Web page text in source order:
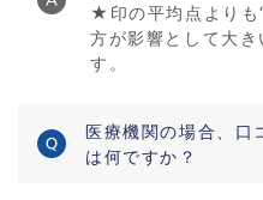
★印の平均点よりも
方が影響として大
す。
医療機関の場合、口
は何ですか？